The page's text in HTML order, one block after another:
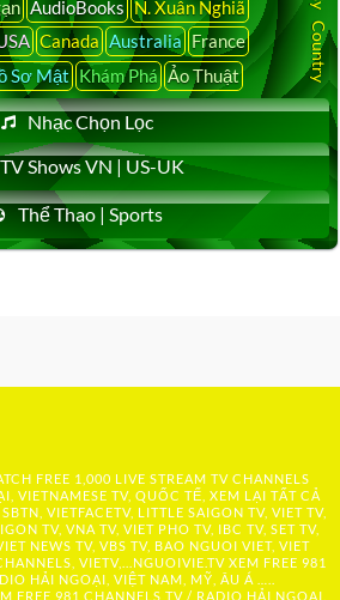
AudioBooks N. Xuân Nghiã
Canada Australia France
Sơ Mật Khám Phá Ảo Thuật
Nhạc Chọn Lọc
TV Shows VN | US-UK
Thể Thao | Sports
FREE 1,000 LIVE STREAM TV CHANNELS
VIETNAMESE TV, QUỐC TẾ, XEM LẠI TẤT CẢ
VIETFACETV, LITTLE SAIGON TV, VIET TV,
TV, VNA TV, VIET PHO TV, IBC TV, SET TV,
NEWS TV, VBS TV, BAO NGUOI VIET, VIET
VIETV,... NGUOIVIE.TV XEM FREE 981
HẢI NGOẠI, VIỆT NAM, MỸ, ÂU Á …..
FREE 981 CHANNELS TV / RADIO HẢI NGOẠI,